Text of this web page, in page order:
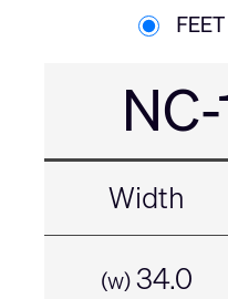
FEET
Width
(w)34.0